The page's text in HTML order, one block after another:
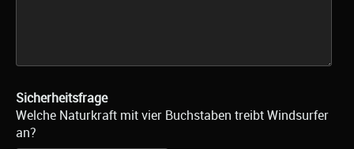
Sicherheitsfrage
Welche Naturkraft mit vier Buchstaben treibt Windsurfer
an?